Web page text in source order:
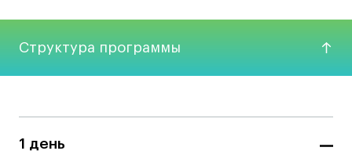
Карьера
Ассоциация выпускников
Конкурсы
Структура программы
1 день